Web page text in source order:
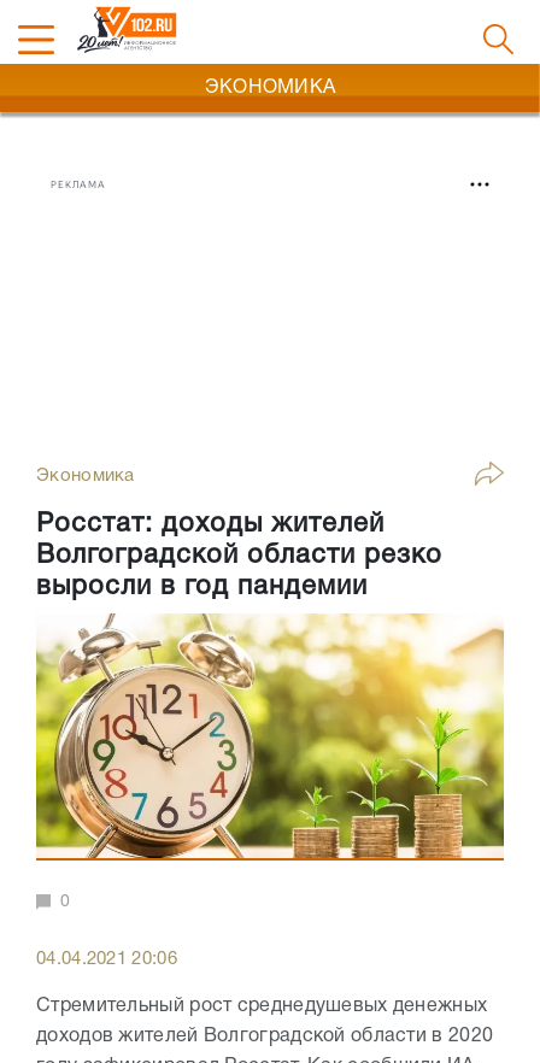
ЭКОНОМИКА
РЕКЛАМА
Экономика
Росстат: доходы жителей
Волгоградской области резко
выросли в год пандемии
0
04.04.2021 20:06
Стремительный рост среднедушевых денежных
доходов жителей Волгоградской области в 2020